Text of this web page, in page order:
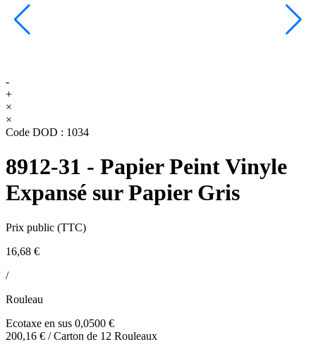
-
+
×
×
Code DOD : 1034
8912-31 - Papier Peint Vinyle
Expansé sur Papier Gris
Prix public (TTC)
16,68 €
/
Rouleau
Ecotaxe en sus 0,0500 €
200,16 € / Carton de 12 Rouleaux